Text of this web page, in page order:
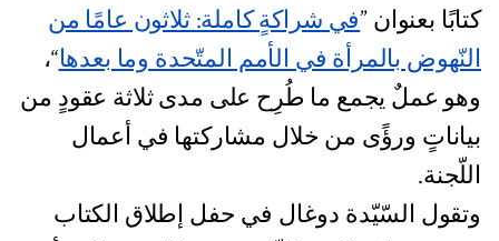
كتابًا بعنوان ”في شراكةٍ كاملة: ثلاثون عامًا من
النّهوض بالمرأة في الأمم المتّحدة وما بعدها“،
وهو عملٌ يجمع ما طُرِح على مدى ثلاثة عقودٍ من
بياناتٍ ورؤًى من خلال مشاركتها في أعمال
اللّجنة.
وتقول السّيّدة دوغال في حفل إطلاق الكتاب